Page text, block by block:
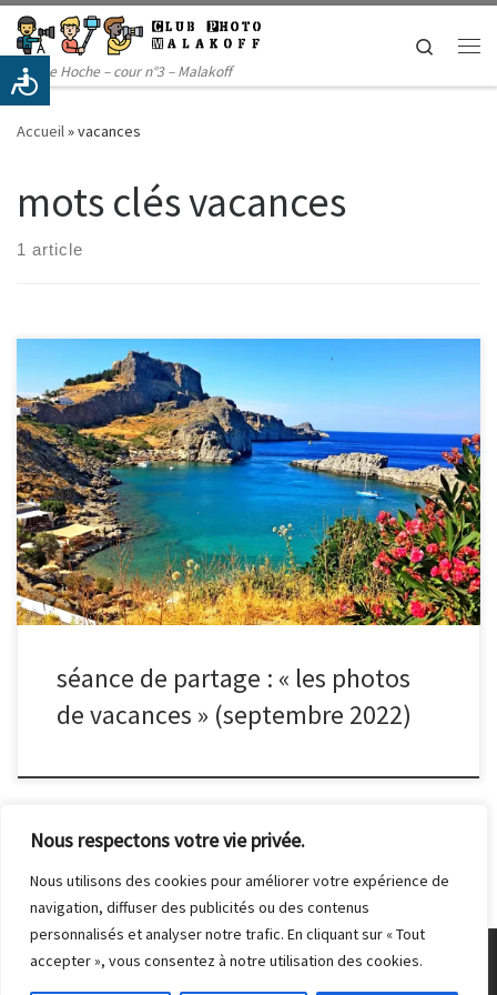
Nous respectons votre vie privée.
Nous utilisons des cookies pour améliorer votre expérience de
navigation, diffuser des publicités ou des contenus
personnalisés et analyser notre trafic. En cliquant sur « Tout
accepter », vous consentez à notre utilisation des cookies.
Passer au contenu
14 rue Hoche – cour n°3 – Malakoff
Search
Accueil»vacances
mots clés vacances
1 article
A chaque réunion, nous sélectionnons des photos parmi celles
présentées par les membres. Cliquez ici pour visualiser la
sélection du mois.
séance de partage : « les photos
de vacances » (septembre 2022)
© 2026Club Photo de Malakoff– Tous droits réservés